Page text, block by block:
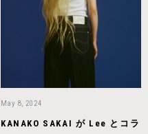
May 8, 2024
KANAKO SAKAI が Lee とコラ